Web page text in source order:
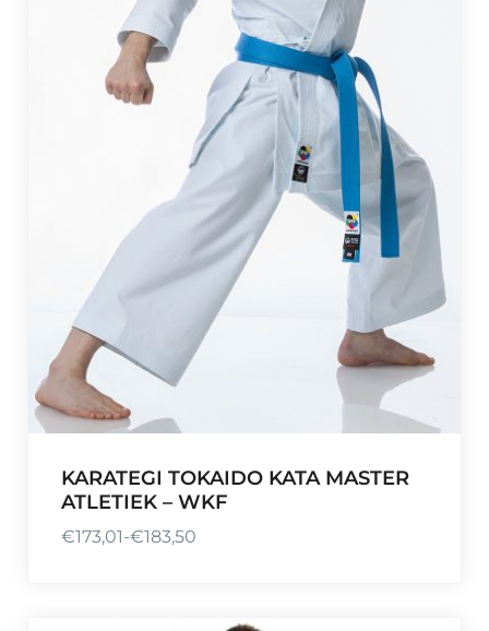
KARATEGI TOKAIDO KATA MASTER
ATLETIEK – WKF
€173,01-€183,50
P